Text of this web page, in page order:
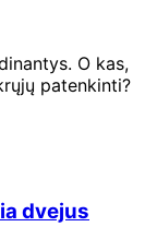
O kas,
patenkinti?
dvejus